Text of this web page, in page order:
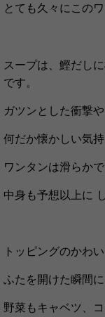
とても久々にこの
スープは、鰹だし
です。
ガツンとした衝撃
何だか懐かしい気持
ワンタンは滑らか
中身も予想以上に
トッピングのかわ
ふたを開けた瞬間
野菜もキャベツ、